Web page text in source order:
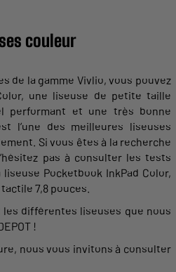
couleur
de la gamme Vivlio, vous pouvez
, une liseuse de petite taille
performant et une très bonne
l’une des meilleures liseuses
Si vous êtes à la recherche
pas à consulter les tests
liseuse Pocketbook InkPad Color,
tactile 7,8 pouces.
les différentes liseuses que nous
!
, nous vous invitons à consulter